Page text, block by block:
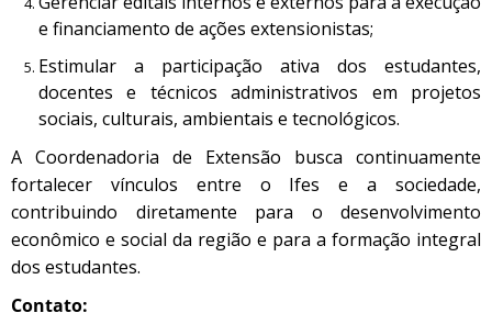
e financiamento de ações extensionistas;
Estimular a participação ativa dos estudantes,
docentes e técnicos administrativos em projetos
sociais, culturais, ambientais e tecnológicos.
A Coordenadoria de Extensão busca continuamente
fortalecer vínculos entre o Ifes e a sociedade,
contribuindo diretamente para o desenvolvimento
econômico e social da região e para a formação integral
dos estudantes.
Contato: